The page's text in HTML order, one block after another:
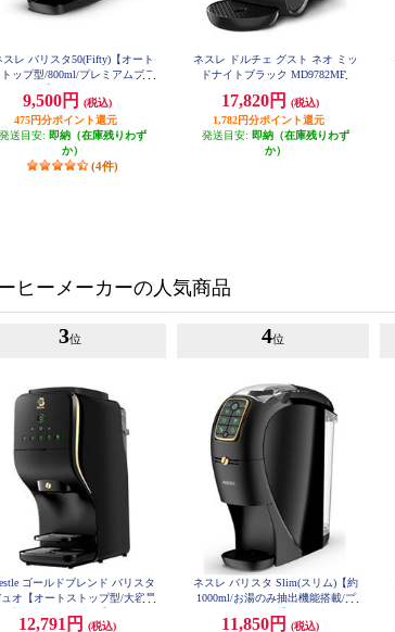
スレ バリスタ50(Fifty)【オート
ップ型/800ml/プレミアムブラ
9,500円
(税込)
475円分ポイント還元
発送目安: 即納（在庫残りわず
か）
(4件)
ネスレ ドルチェ グスト ネオ ミッ
ドナイトブラック MD9782MB
17,820円
(税込)
1,782円分ポイント還元
発送目安: 即納（在庫残りわず
か）
ヒーメーカーの人気商品
3位
ゴールドブレンド バリスタ
オ【オートストップ型/大容量
7PB
12,791円
(税込)
4位
ネスレ バリスタ Slim(スリム)【約
1000ml/お湯のみ抽出機能搭載/プ
11,850円
(税込)